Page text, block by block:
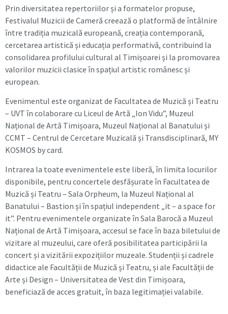
Prin diversitatea repertoriilor și a formatelor propuse,
Festivalul Muzicii de Cameră creează o platformă de întâlnire
între tradiția muzicală europeană, creația contemporană,
cercetarea artistică și educația performativă, contribuind la
consolidarea profilului cultural al Timișoarei și la promovarea
valorilor muzicii clasice în spațiul artistic românesc și
european.
Evenimentul este organizat de Facultatea de Muzică și Teatru
– UVT în colaborare cu Liceul de Artă „Ion Vidu”, Muzeul
Național de Artă Timișoara, Muzeul Național al Banatului și
CCMT – Centrul de Cercetare Muzicală și Transdisciplinară, MY
KOSMOS by card.
Intrarea la toate evenimentele este liberă, în limita locurilor
disponibile, pentru concertele desfășurate în Facultatea de
Muzică și Teatru – Sala Orpheum, la Muzeul Național al
Banatului – Bastion și în spațiul independent „it – a space for
it”. Pentru evenimentele organizate în Sala Barocă a Muzeul
Național de Artă Timișoara, accesul se face în baza biletului de
vizitare al muzeului, care oferă posibilitatea participării la
concert și a vizitării expozițiilor muzeale. Studenții și cadrele
didactice ale Facultății de Muzică și Teatru, și ale Facultății de
Arte și Design – Universitatea de Vest din Timișoara,
beneficiază de acces gratuit, în baza legitimației valabile.